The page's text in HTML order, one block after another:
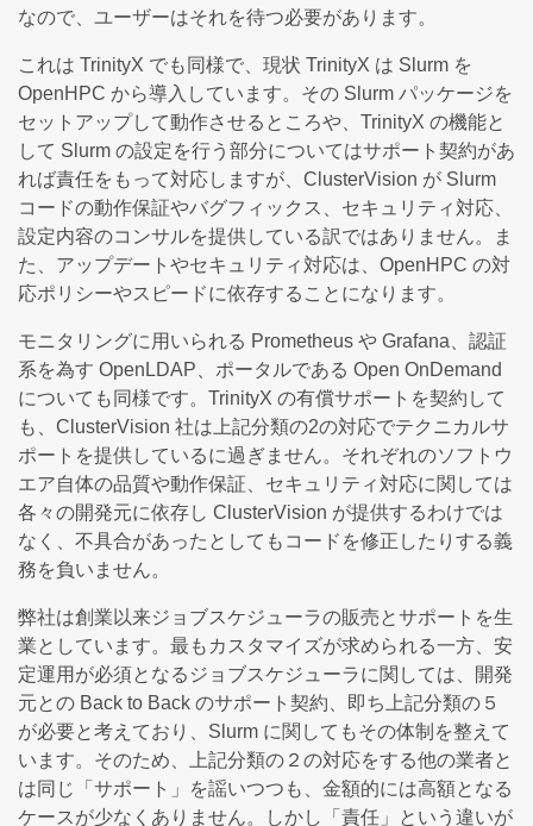
なので、ユーザーはそれを待つ必要があります。
これは TrinityX でも同様で、現状 TrinityX は Slurm を
OpenHPC から導入しています。その Slurm パッケージを
セットアップして動作させるところや、TrinityX の機能と
して Slurm の設定を行う部分についてはサポート契約があ
れば責任をもって対応しますが、ClusterVision が Slurm
コードの動作保証やバグフィックス、セキュリティ対応、
設定内容のコンサルを提供している訳ではありません。ま
た、アップデートやセキュリティ対応は、OpenHPC の対
応ポリシーやスピードに依存することになります。
モニタリングに用いられる Prometheus や Grafana、認証
系を為す OpenLDAP、ポータルである Open OnDemand
についても同様です。TrinityX の有償サポートを契約して
も、ClusterVision 社は上記分類の2の対応でテクニカルサ
ポートを提供しているに過ぎません。それぞれのソフトウ
エア自体の品質や動作保証、セキュリティ対応に関しては
各々の開発元に依存し ClusterVision が提供するわけでは
なく、不具合があったとしてもコードを修正したりする義
務を負いません。
弊社は創業以来ジョブスケジューラの販売とサポートを生
業としています。最もカスタマイズが求められる一方、安
定運用が必須となるジョブスケジューラに関しては、開発
元との Back to Back のサポート契約、即ち上記分類の５
が必要と考えており、Slurm に関してもその体制を整えて
います。そのため、上記分類の２の対応をする他の業者と
は同じ「サポート」を謡いつつも、金額的には高額となる
ケースが少なくありません。しかし「責任」という違いが